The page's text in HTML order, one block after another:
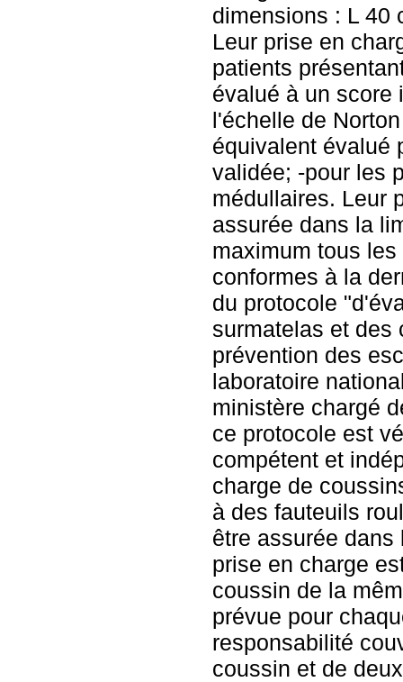
dimensions : L 40
Leur prise en
patients
évalué à un score
l'échelle de
équivalent évalué
validée; -pour les
médullaires. Leur
assurée dans la
maximum tous
conformes à la
du protocole
surmatelas et des
prévention des
laboratoire
ministère chargé
ce protocole est
compétent et
charge de
à des fauteuils
être assurée
prise en charge
coussin de la
prévue pour
responsabilité
coussin et de